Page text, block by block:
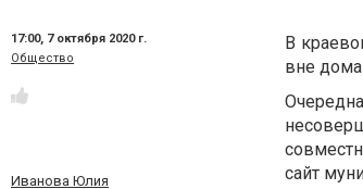
17:00, 7 октября 2020 г.
Общество
Иванова Юлия
В
вне
сайт